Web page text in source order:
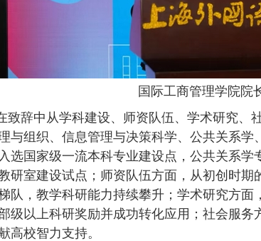
国际工商管理学院院
致辞中从学科建设、师资队伍、学术研究
与组织、信息管理与决策科学、公共关系
选国家级一流本科专业建设点，公共关系
研室建设试点；师资队伍方面，从初创时
队，教学科研能力持续攀升；学术研究方
级以上科研奖励并成功转化应用；社会服
高校智力支持。